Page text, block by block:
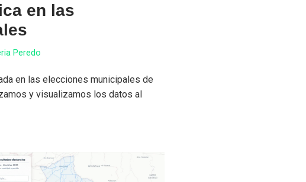
en las
Peredo
en las elecciones municipales de
y visualizamos los datos al